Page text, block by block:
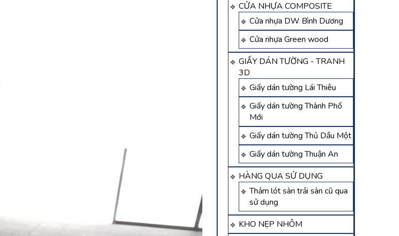
CỬA NHỰA COMPOSITE
Cửa nhựa DW Bình Dương
Cửa nhựa Green wood
GIẤY DÁN TƯỜNG - TRANH
3D
Giấy dán tường Lái Thiêu
Giấy dán tường Thành Phố
Mới
Giấy dán tường Thủ Dầu Một
Giấy dán tường Thuận An
HÀNG QUA SỬ DỤNG
Thảm lót sàn trải sàn cũ qua
sử dụng
KHO NẸP NHÔM